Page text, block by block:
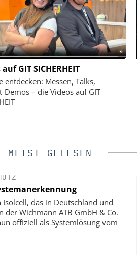
GIT SICHERHEIT
entdecken: Messen, Talks,
Demos – die Videos auf GIT
SECURITY & SERVICE
SOLUTIONS BERLIN GMBH
20 Jahre Ciborius – 10 Jahre
und Entwicklung ohne
MEIST GELESEN
Isolcell, das in Deutschland und
der Wichmann ATB GmbH & Co.
offiziell als Systemlösung vom